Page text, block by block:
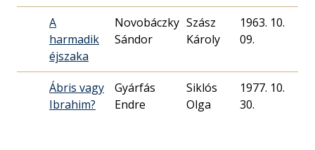
A
harmadik
éjszaka
Novobáczky
Sándor
Szász
Károly
1963. 10.
09.
Ábris vagy
Ibrahim?
Gyárfás
Endre
Siklós
Olga
1977. 10.
30.